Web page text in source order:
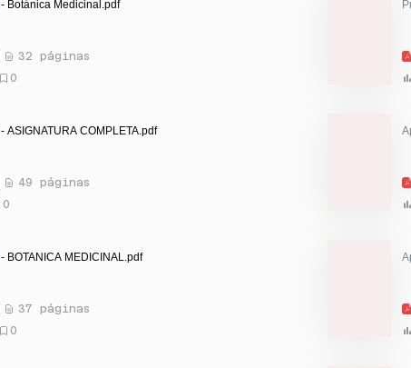
- Botánica Medicinal.pdf
32 páginas
0
- ASIGNATURA COMPLETA.pdf
49 páginas
0
- BOTANICA MEDICINAL.pdf
37 páginas
0